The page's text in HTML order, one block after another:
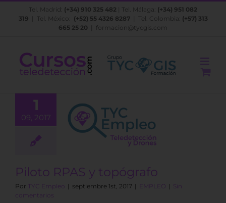
Saltar
Tel. Madrid: (+34) 910 325 482 | Tel. Málaga: (+34) 951 082
319 | Tel. México: (+52) 55 4326 8287| Tel. Colombia: (+57) 313
665 25 20
formacion@tycgis.com
1
09, 2017
RPAS y
Piloto RPAS y topógrafo
Por TYC Empleo | septiembre 1st, 2017 | EMPLEO | Sin
comentarios